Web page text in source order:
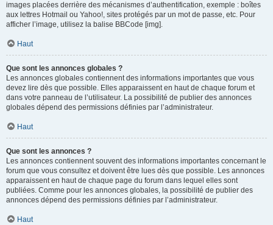
images placées derrière des mécanismes d’authentification, exemple : boîtes
aux lettres Hotmail ou Yahoo!, sites protégés par un mot de passe, etc. Pour
afficher l’image, utilisez la balise BBCode [img].
Haut
Que sont les annonces globales ?
Les annonces globales contiennent des informations importantes que vous
devez lire dès que possible. Elles apparaissent en haut de chaque forum et
dans votre panneau de l’utilisateur. La possibilité de publier des annonces
globales dépend des permissions définies par l’administrateur.
Haut
Que sont les annonces ?
Les annonces contiennent souvent des informations importantes concernant le
forum que vous consultez et doivent être lues dès que possible. Les annonces
apparaissent en haut de chaque page du forum dans lequel elles sont
publiées. Comme pour les annonces globales, la possibilité de publier des
annonces dépend des permissions définies par l’administrateur.
Haut